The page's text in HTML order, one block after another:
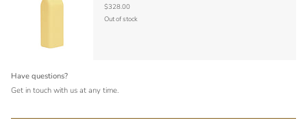
$328.00
Out of stock
Have questions?
Get in touch with us at any time.